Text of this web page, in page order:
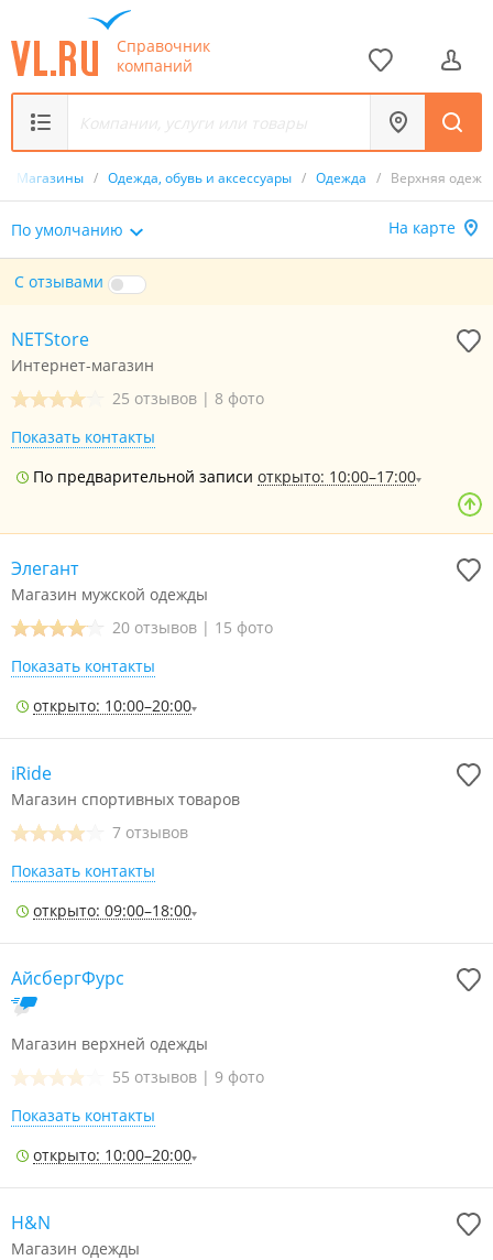
Справочник
компаний
Магазины / Одежда, обувь и аксессуары / Одежда / Верхняя
По умолчанию На карте
С отзывами
NETStore
Интернет-магазин
25 отзывов | 8 фото
Показать контакты
По предварительной записи открыто: 10:00–17:00
Элегант
Магазин мужской одежды
20 отзывов | 15 фото
Показать контакты
открыто: 10:00–20:00
iRide
Магазин спортивных товаров
7 отзывов
Показать контакты
открыто: 09:00–18:00
АйсбергФурс
Магазин верхней одежды
55 отзывов | 9 фото
Показать контакты
открыто: 10:00–20:00
H&N
Магазин одежды